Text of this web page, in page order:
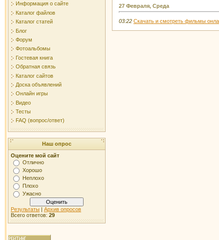
Информация о сайте
Каталог файлов
Каталог статей
Блог
Форум
Фотоальбомы
Гостевая книга
Обратная связь
Каталог сайтов
Доска объявлений
Онлайн игры
Видео
Тесты
FAQ (вопрос/ответ)
Наш опрос
Оцените мой сайт
Отлично
Хорошо
Неплохо
Плохо
Ужасно
Результаты | Архив опросов
Всего ответов: 29
27 Февраля, Среда
03:22 Скачать и смотреть фильмы